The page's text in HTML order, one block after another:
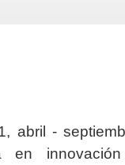
abril -
en